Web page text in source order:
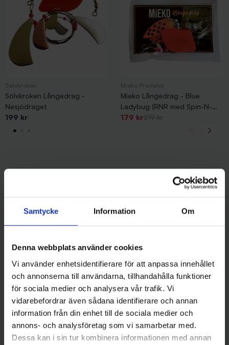
Samtycke Information Om
Denna webbplats använder cookies
Vi använder enhetsidentifierare för att anpassa innehållet
och annonserna till användarna, tillhandahålla funktioner
för sociala medier och analysera vår trafik. Vi
vidarebefordrar även sådana identifierare och annan
information från din enhet till de sociala medier och
annons- och analysföretag som vi samarbetar med.
Dessa kan i sin tur kombinera informationen med annan
Sölvkroken Långedrag -
Nesjödraget
199 kr
Mieko Långedrag - Blue
Ladybug (RNR med Spin-N-
Glow)
179 kr
-18%
Sølvkroken
Sölvkroken Långedrag (Spesial
199 kr
Sølvkroken
Sölvkroken Långedrag (Spesial
199 kr